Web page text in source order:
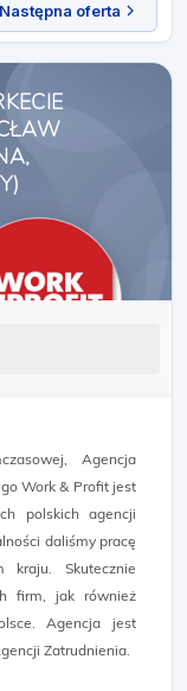
Następna oferta
Agencja
Work & Profit jest
polskich agencji
daliśmy pracę
kraju. Skutecznie
firm, jak również
Agencja jest
Zatrudnienia.